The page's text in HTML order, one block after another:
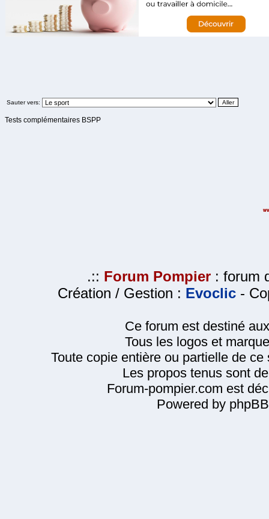
Sauter vers:
Tests complémentaires BSPP
.:: Forum Pompier : forum
Création / Gestion : Evoclic -
Ce forum est destiné
Tous les logos et
Toute copie entière ou partielle de
Les propos tenus sont
Forum-pompier.com est
Powered by